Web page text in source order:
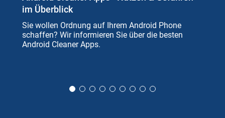
im Überblick
Sie wollen Ordnung auf Ihrem Android Phone
schaffen? Wir informieren Sie über die besten
Android Cleaner Apps.